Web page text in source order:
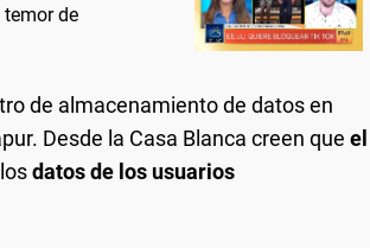
de
de almacenamiento de datos en
Desde la Casa Blanca creen que el
datos de los usuarios